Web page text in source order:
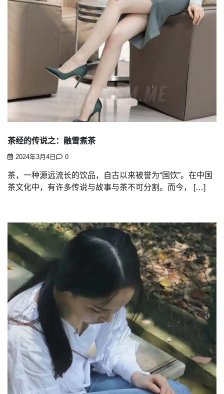
茶经的传说之：融雪煮茶
2024年3月4日 0
茶，一种源远流长的饮品，自古以来被誉为“国饮”。在中国
茶文化中，有许多传说与故事与茶不可分割。而今， […]